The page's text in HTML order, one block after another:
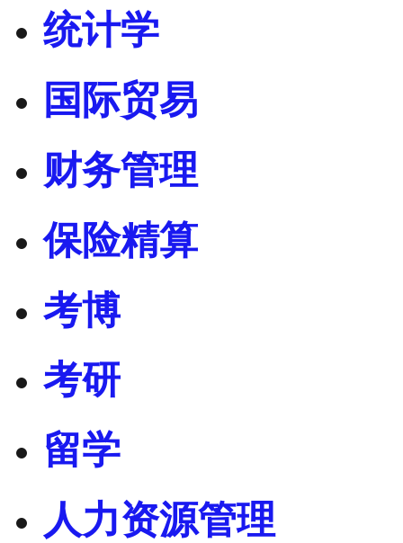
统计学
国际贸易
财务管理
保险精算
考博
考研
留学
人力资源管理